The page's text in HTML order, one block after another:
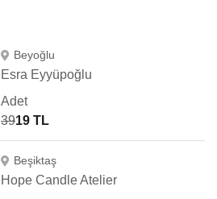
Beyoğlu
Esra Eyyüpoğlu
Adet
3919 TL
Beşiktaş
Hope Candle Atelier